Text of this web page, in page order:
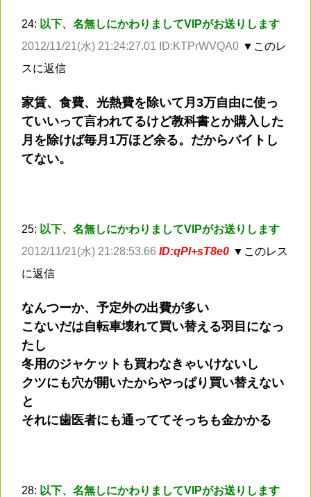
24: 以下、名無しにかわりましてVIPがお送りします
2012/11/21(水) 21:24:27.01 ID:KTPrWVQA0 ▼このレ
スに返信
家賃、食費、光熱費を除いて月3万自由に使っ
ていいって言われてるけど教科書とか購入した
月を除けば毎月1万ほど余る。だからバイトし
てない。
25: 以下、名無しにかわりましてVIPがお送りします
2012/11/21(水) 21:28:53.66 ID:qPl+sT8e0 ▼このレス
に返信
なんつーか、予定外の出費が多い
こないだは自転車壊れて買い替える羽目になっ
たし
冬用のジャケットも買わなきゃいけないし
クツにも穴が開いたからやっぱり買い替えない
と
それに歯医者にも通っててそっちも金かかる
28: 以下、名無しにかわりましてVIPがお送りします